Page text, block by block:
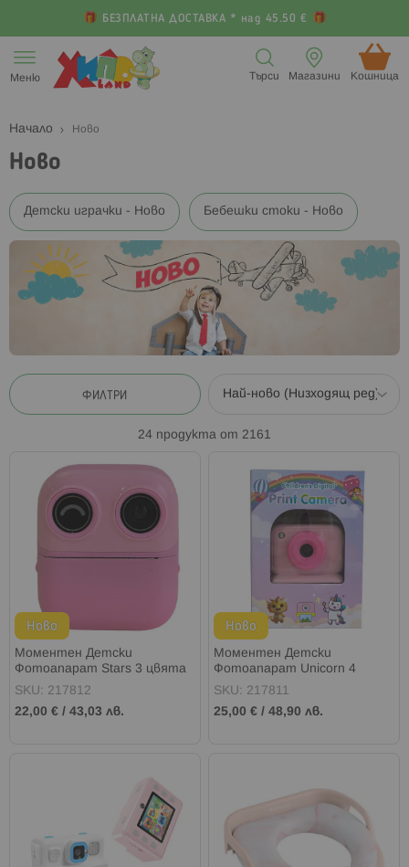
БЕЗПЛАТНА ДОСТАВКА * над 45.50 €
към
съдържанието
Меню Кошница (
Магазини
Търси
Начало Ново
Ново
Детски играчки - Ново Бебешки стоки - Ново
ФИЛТРИ
24 продукта от 2161
Ново
Моментен Детски
Фотоапарат Stars 3 цвята
SKU: 217812
22,00 € / 43,03 лв.
Ново
Моментен Детски
Фотоапарат Unicorn 4
цвята
SKU: 217811
25,00 € /48,90 лв.